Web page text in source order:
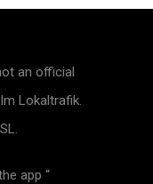
an official
Lokaltrafik.
app “